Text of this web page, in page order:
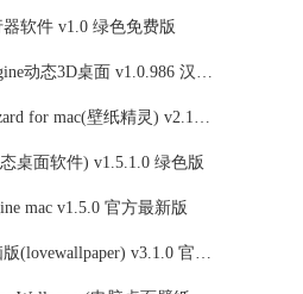
软件 v1.0 绿色免费版
Wallpaper Engine动态3D桌面 v1.0.986 汉化版
Wallpaper Wizard for mac(壁纸精灵) v2.1 官方版
桌面软件) v1.5.1.0 绿色版
mac v1.5.0 官方最新版
爱壁纸hd电脑版(lovewallpaper) v3.1.0 官方免费版